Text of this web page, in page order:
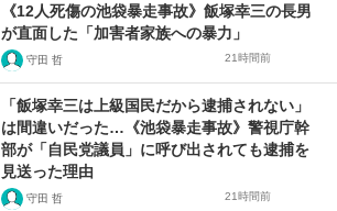
《12人死傷の池袋暴走事故》飯塚幸三の長男
が直面した「加害者家族への暴力」
守田 哲 21時間前
「飯塚幸三は上級国民だから逮捕されない」
は間違いだった…《池袋暴走事故》警視庁幹
部が「自民党議員」に呼び出されても逮捕を
見送った理由
守田 哲 21時間前